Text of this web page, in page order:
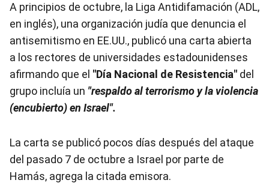
A principios de octubre, la Liga Antidifamación (ADL,
en inglés), una organización judía que denuncia el
antisemitismo en EE.UU., publicó una carta abierta
a los rectores de universidades estadounidenses
afirmando que el "Día Nacional de Resistencia" del
grupo incluía un "respaldo al terrorismo y la violencia
(encubierto) en Israel".
La carta se publicó pocos días después del ataque
del pasado 7 de octubre a Israel por parte de
Hamás, agrega la citada emisora.